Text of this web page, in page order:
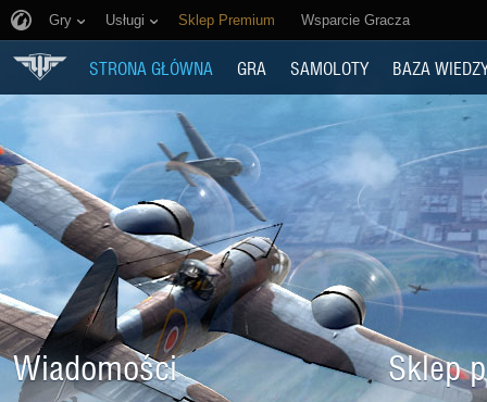
Gry Usługi Sklep Premium Wsparcie Gracza
STRONA GŁÓWNA GRA SAMOLOTY BAZA
Wiadomości Sklep